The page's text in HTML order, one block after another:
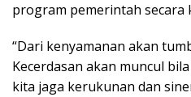
program pemerintah secara
“Dari kenyamanan akan
Kecerdasan akan muncul
kita jaga kerukunan dan